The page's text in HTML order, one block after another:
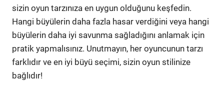
sizin oyun tarzınıza en uygun olduğunu keşfedin.
Hangi büyülerin daha fazla hasar verdiğini veya hangi
büyülerin daha iyi savunma sağladığını anlamak için
pratik yapmalısınız. Unutmayın, her oyuncunun tarzı
farklıdır ve en iyi büyü seçimi, sizin oyun stilinize
bağlıdır!